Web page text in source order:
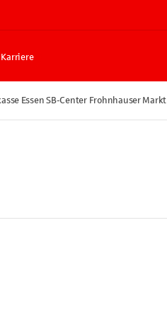
Karriere
Essen SB-Center Frohnhauser Markt